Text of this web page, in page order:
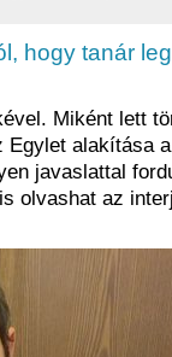
hogy tanár
Miként lett
Egylet alakítása a
javaslattal
olvashat az